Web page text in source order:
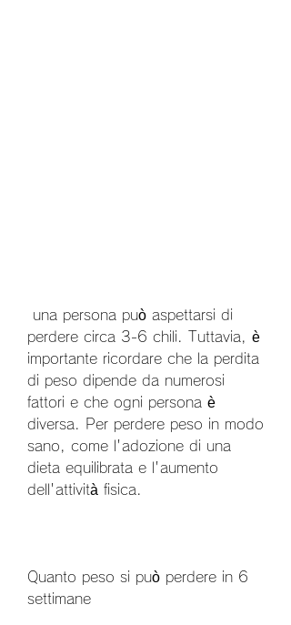
perdere circa 3-6 chili. Tuttavia, è
importante ricordare che la perdita
di peso dipende da numerosi
fattori e che ogni persona è
diversa. Per perdere peso in modo
sano, come l'adozione di una
dieta equilibrata e l'aumento
dell'attività fisica.
Quanto peso si può perdere in 6
settimane